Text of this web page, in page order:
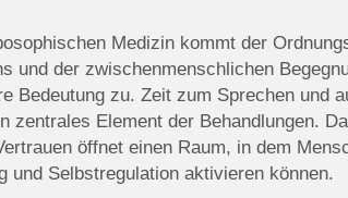
Medizin kommt der
und der zwischenmenschlichen
Bedeutung zu. Zeit zum Sprechen und
zentrales Element der Behandlungen.
öffnet einen Raum, in dem
und Selbstregulation aktivieren können.